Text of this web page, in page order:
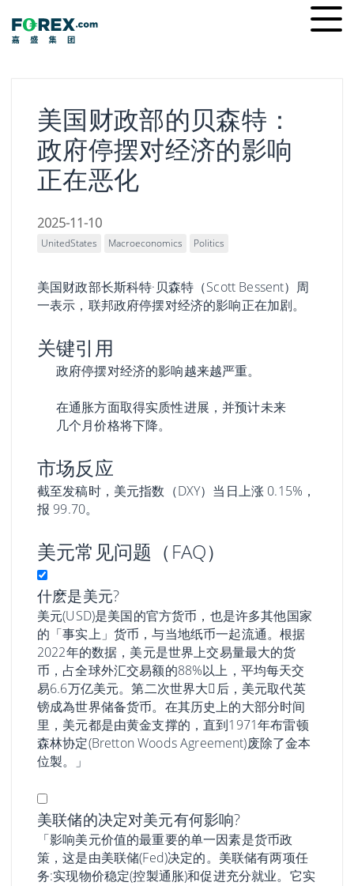
content
美国财政部的贝森特：
政府停摆对经济的影响
正在恶化
2025-11-10
UnitedStates Macroeconomics Politics
美国财政部长斯科特·贝森特（Scott Bessent）周
一表示，联邦政府停摆对经济的影响正在加剧。
关键引用
政府停摆对经济的影响越来越严重。
在通胀方面取得实质性进展，并预计未来
几个月价格将下降。
市场反应
截至发稿时，美元指数（DXY）当日上涨 0.15%，
报 99.70。
美元常见问题（FAQ）
什麽是美元?
美元(USD)是美国的官方货币，也是许多其他国家
的「事实上」货币，与当地纸币一起流通。根据
2022年的数据，美元是世界上交易量最大的货
币，占全球外汇交易额的88%以上，平均每天交
易6.6万亿美元。第二次世界大𢧐后，美元取代英
镑成為世界储备货币。在其历史上的大部分时间
里，美元都是由黄金支撑的，直到1971年布雷顿
森林协定(Bretton Woods Agreement)废除了金本
位製。」
美联储的决定对美元有何影响?
「影响美元价值的最重要的单一因素是货币政
策，这是由美联储(Fed)决定的。美联储有两项任
务:实现物价稳定(控製通胀)和促进充分就业。它实